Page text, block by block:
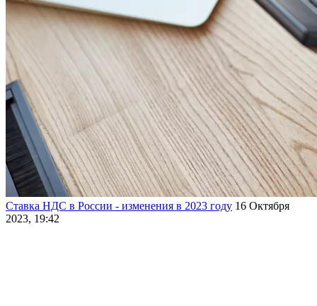
Ставка НДС в России - изменения в 2023 году 16 Октября
2023, 19:42